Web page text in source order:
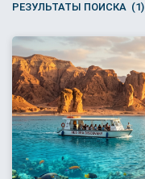
РЕЗУЛЬТАТЫ ПОИСКА (1)